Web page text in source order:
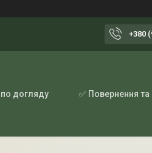
+380
по догляду ✅ Повернення та